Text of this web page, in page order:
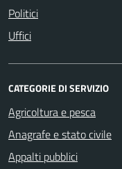
Politici
Uffici
CATEGORIE DI SERVIZIO
Agricoltura e pesca
Anagrafe e stato civile
Appalti pubblici